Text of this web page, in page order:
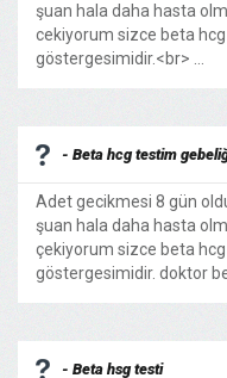
şuan hala daha hasta
cekiyorum sizce beta
göstergesimidir.<br> ...
- Beta hcg testim
Adet gecikmesi 8 gün
şuan hala daha hasta
çekiyorum sizce beta
göstergesimidir. doktor be
- Beta hsg testi